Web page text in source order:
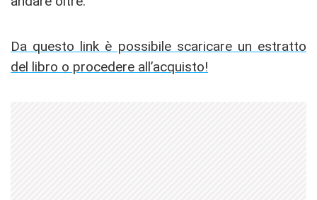
Da questo link è possibile scaricare un estratto
del libro o procedere all’acquisto!